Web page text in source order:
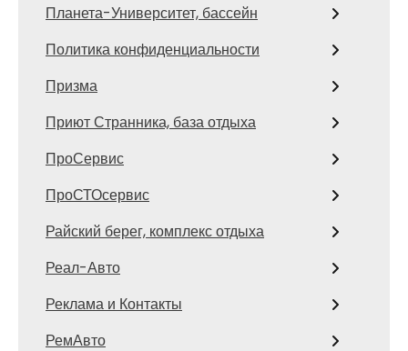
Планета-Университет, бассейн
Политика конфиденциальности
Призма
Приют Странника, база отдыха
ПроСервис
ПроСТОсервис
Райский берег, комплекс отдыха
Реал-Авто
Реклама и Контакты
РемАвто